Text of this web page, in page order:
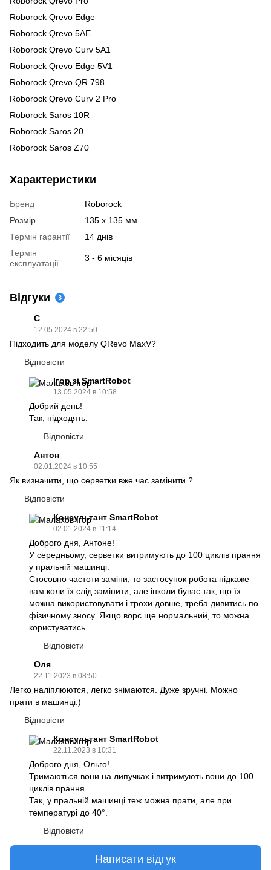
Roborock Qrevo Edge
Roborock Qrevo 5AE
Roborock Qrevo Curv 5A1
Roborock Qrevo Edge 5V1
Roborock Qrevo QR 798
Roborock Qrevo Curv 2 Pro
Roborock Saros 10R
Roborock Saros 20
Roborock Saros Z70
Характеристики
Бренд
Roborock
Розмір
135 х 135 мм
Термін гарантії
14 днів
Термін
експлуатації
3 - 6 місяців
Відгуки 3
С
12.05.2024 в 22:50
Підходить для моделу QRevo MaxV?
Відповісти
Ігор зі SmartRobot
13.05.2024 в 10:58
Добрий день!
Так, підходять.
Відповісти
Антон
02.01.2024 в 10:55
Як визначити, що серветки вже час замінити ?
Відповісти
Консультант SmartRobot
02.01.2024 в 11:14
Доброго дня, Антоне!
У середньому, серветки витримують до 100 циклів прання
у пральній машинці.
Стосовно частоти заміни, то застосунок робота підкаже
вам коли їх слід замінити, але інколи буває так, що їх
можна використовувати і трохи довше, треба дивитись по
фізичному зносу. Якщо ворс ще нормальний, то можна
користуватись.
Відповісти
Оля
22.11.2023 в 08:50
Легко наліплюются, легко знімаются. Дуже зручні. Можно
прати в машинці:)
Відповісти
Консультант SmartRobot
22.11.2023 в 10:31
Доброго дня, Ольго!
Тримаються вони на липучках і витримують вони до 100
циклів прання.
Так, у пральній машинці теж можна прати, але при
температурі до 40°.
Відповісти
Написати відгук